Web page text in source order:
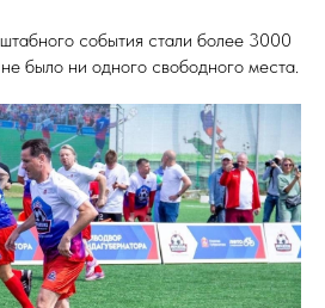
события стали более 3000
было ни одного свободного места.